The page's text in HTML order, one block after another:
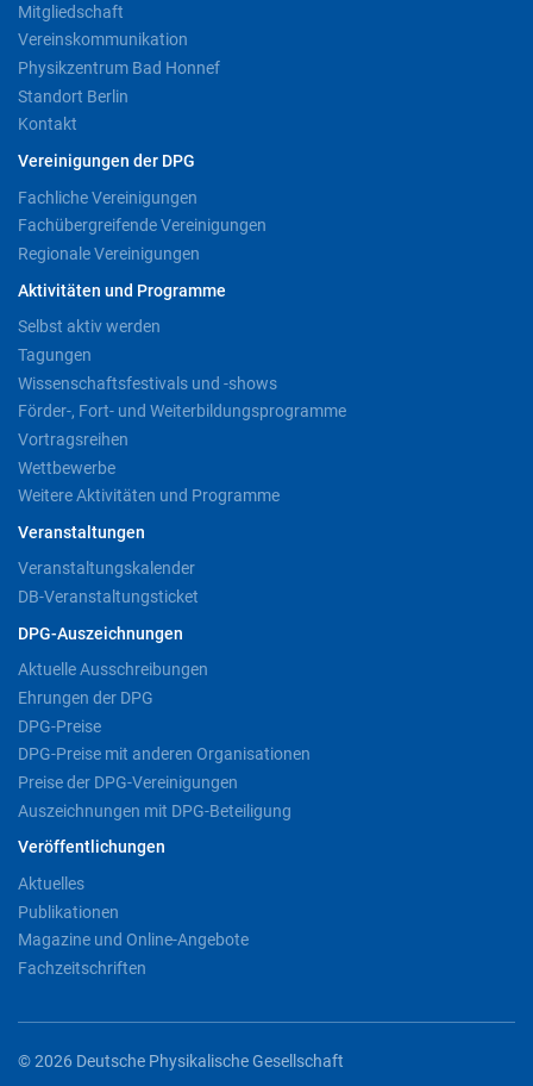
Mitgliedschaft
Vereinskommunikation
Physikzentrum Bad Honnef
Standort Berlin
Kontakt
Vereinigungen der DPG
Fachliche Vereinigungen
Fachübergreifende Vereinigungen
Regionale Vereinigungen
Aktivitäten und Programme
Selbst aktiv werden
Tagungen
Wissenschaftsfestivals und -shows
Förder-, Fort- und Weiterbildungsprogramme
Vortragsreihen
Wettbewerbe
Weitere Aktivitäten und Programme
Veranstaltungen
Veranstaltungskalender
DB-Veranstaltungsticket
DPG-Auszeichnungen
Aktuelle Ausschreibungen
Ehrungen der DPG
DPG-Preise
DPG-Preise mit anderen Organisationen
Preise der DPG-Vereinigungen
Auszeichnungen mit DPG-Beteiligung
Veröffentlichungen
Aktuelles
Publikationen
Magazine und Online-Angebote
Fachzeitschriften
© 2026 Deutsche Physikalische Gesellschaft